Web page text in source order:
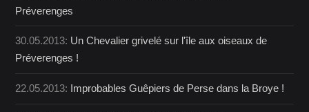
Préverenges
30.05.2013: Un Chevalier grivelé sur l'île aux oiseaux de
Préverenges !
22.05.2013: Improbables Guêpiers de Perse dans la Broye !